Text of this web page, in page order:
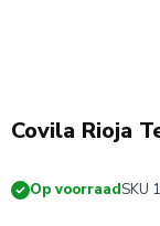
Covila Rioja
Op voorraadSKU